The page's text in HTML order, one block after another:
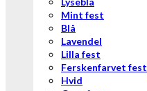
Mint fest
Blå
Lavendel
Lilla fest
Ferskenfarvet fest
Hvid